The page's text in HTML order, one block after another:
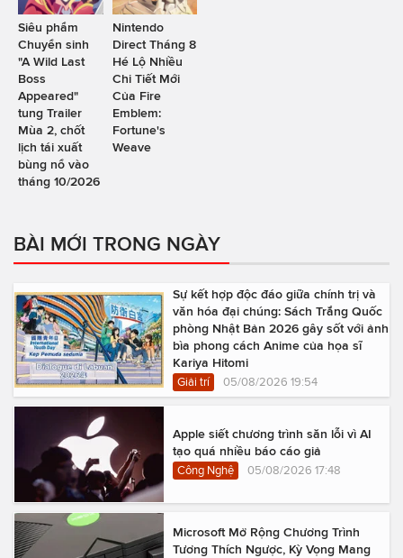
Siêu phẩm
Chuyển sinh
"A Wild Last
Boss
Appeared"
tung Trailer
Mùa 2, chốt
lịch tái xuất
bùng nổ vào
tháng 10/2026
Nintendo
Direct Tháng 8
Hé Lộ Nhiều
Chi Tiết Mới
Của Fire
Emblem:
Fortune's
Weave
BÀI MỚI TRONG NGÀY
Sự kết hợp độc đáo giữa chính trị và
văn hóa đại chúng: Sách Trắng Quốc
phòng Nhật Bản 2026 gây sốt với ảnh
bìa phong cách Anime của họa sĩ
Kariya Hitomi
Giải trí 05/08/2026 19:54
Apple siết chương trình săn lỗi vì AI
tạo quá nhiều báo cáo giả
Công Nghệ 05/08/2026 17:48
Microsoft Mở Rộng Chương Trình
Tương Thích Ngược, Kỳ Vọng Mang